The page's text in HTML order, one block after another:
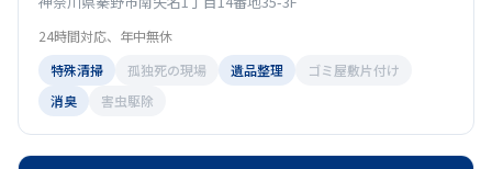
24時間対応、年中無休
特殊清掃
孤独死の現場 遺品整理
ゴミ屋敷片付け
消臭
害虫駆除